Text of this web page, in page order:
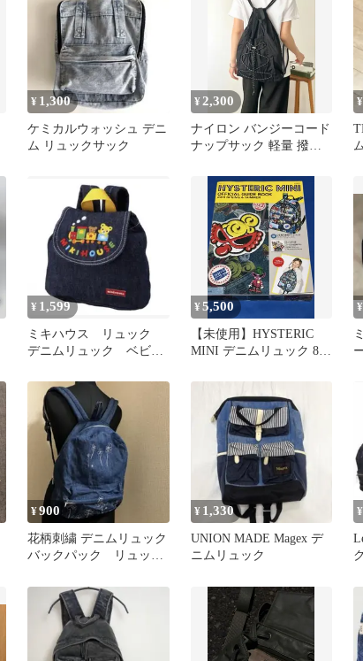
¥ 1,300
ケミカルウォッシュ デニ
ム リュックサック
¥ 2,300
ナイロン バンジーコード
ナップサック 軽量 撥水
¥
¥ 1,599
ミキハウス リュック
デニムリュック ベビー
¥5,500
【未使用】HYSTERIC
MINI デニムリュック 83-
¥
¥900
花柄刺繍 デニムリュック
バックパック リュッ
供 大人
¥ 1,330
UNION MADE Magex デ
ニムリュック
¥